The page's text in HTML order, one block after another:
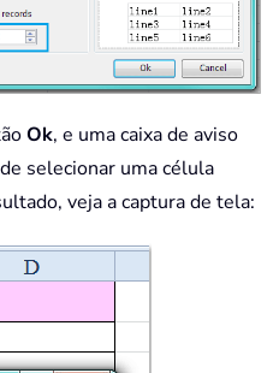
Ok, e uma caixa de aviso
selecionar uma célula
veja a captura de tela: